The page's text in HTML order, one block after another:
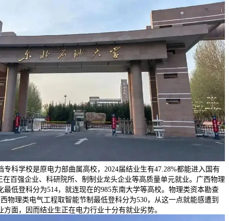
科学校是原电力部曲属高校，2024届结业生有47.28%都能进入国有
在百强企业、科研院所、制制业龙头企业等高质量单元就业。广西物理
最低登科分为514，就连现在的985东南大学等高校。物理类资本勘查
物理类电气工程取智能节制最低登科分为530，从这一点就能感遭到
面，因而结业生正在电力行业十分有就业劣势。